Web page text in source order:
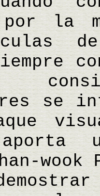
por la
de
se
wook